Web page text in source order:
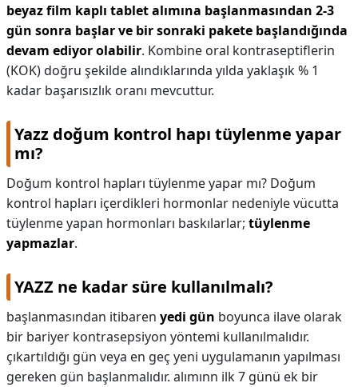
beyaz film kaplı tablet alımına başlanmasından 2-3
gün sonra başlar ve bir sonraki pakete başlandığında
devam ediyor olabilir. Kombine oral kontraseptiflerin
(KOK) doğru şekilde alındıklarında yılda yaklaşık % 1
kadar başarısızlık oranı mevcuttur.
Yazz doğum kontrol hapı tüylenme yapar
mı?
Doğum kontrol hapları tüylenme yapar mı? Doğum
kontrol hapları içerdikleri hormonlar nedeniyle vücutta
tüylenme yapan hormonları baskılarlar; tüylenme
yapmazlar.
YAZZ ne kadar süre kullanılmalı?
başlanmasından itibaren yedi gün boyunca ilave olarak
bir bariyer kontrasepsiyon yöntemi kullanılmalıdır.
çıkartıldığı gün veya en geç yeni uygulamanın yapılması
gereken gün başlanmalıdır. alımınn ilk 7 günü ek bir